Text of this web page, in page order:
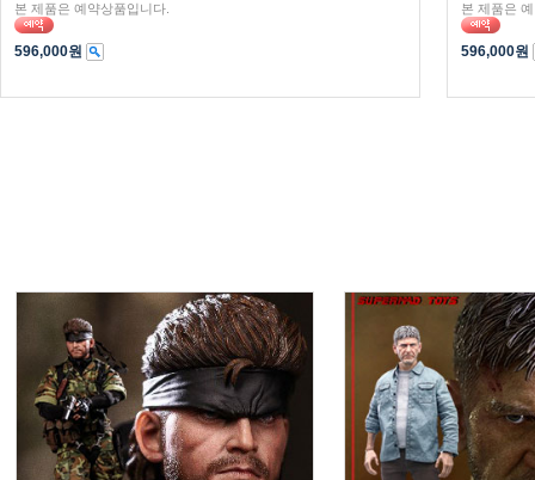
본 제품은 예약상품입니다.
596,000원
본 제품은
596,000원